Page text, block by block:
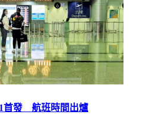
首發 航班時間出爐